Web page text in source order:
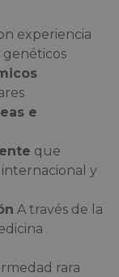
experiencia
genéticos
e
que
internacional y
A través de la
rara